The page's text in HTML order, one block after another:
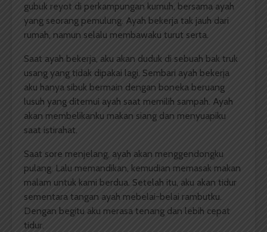
gubuk reyot di perkampungan kumuh, bersama ayah
yang seorang pemulung. Ayah bekerja tak jauh dari
rumah, namun selalu membawaku turut serta.
Saat ayah bekerja, aku akan duduk di sebuah bak truk
usang yang tidak dipakai lagi. Sembari ayah bekerja
aku hanya sibuk bermain dengan boneka beruang
lusuh yang ditemui ayah saat memilih sampah. Ayah
akan membelikanku makan siang dan menyuapiku
saat istirahat.
Saat sore menjelang, ayah akan menggendongku
pulang. Lalu memandikan, kemudian memasak makan
malam untuk kami berdua. Setelah itu, aku akan tidur
sementara tangan ayah mebelai-belai rambutku.
Dengan begitu aku merasa tenang dan lebih cepat
tidur.